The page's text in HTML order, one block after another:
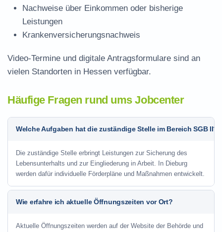
Nachweise über Einkommen oder bisherige
Leistungen
Krankenversicherungsnachweis
Video-Termine und digitale Antragsformulare sind an
vielen Standorten in Hessen verfügbar.
Häufige Fragen rund ums Jobcenter
Welche Aufgaben hat die zuständige Stelle im Bereich SGB II?
Die zuständige Stelle erbringt Leistungen zur Sicherung des
Lebensunterhalts und zur Eingliederung in Arbeit. In Dieburg
werden dafür individuelle Förderpläne und Maßnahmen entwickelt.
Wie erfahre ich aktuelle Öffnungszeiten vor Ort?
Aktuelle Öffnungszeiten werden auf der Website der Behörde und